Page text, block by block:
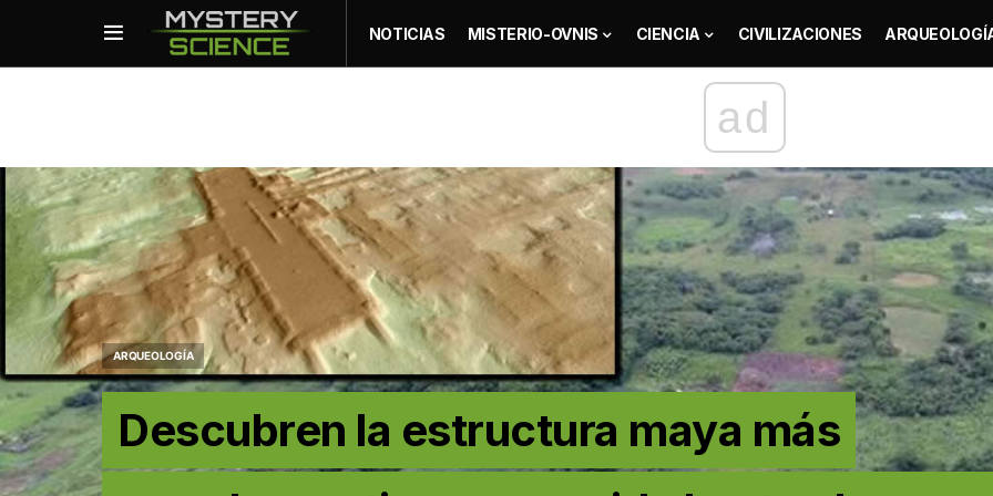
NOTICIAS MISTERIO-OVNIS CIENCIA CIVILIZACIONES
ad
ARQUEOLOGÍA
Descubren la estructura maya más